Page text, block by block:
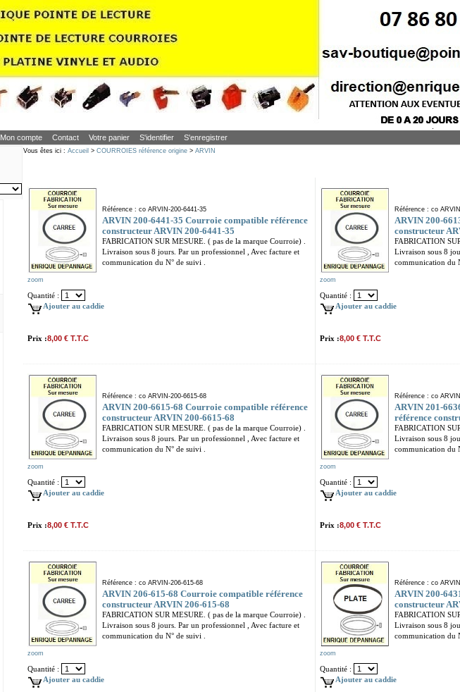
Mon compte Contact Votre panier S'identifier S'enregistrer
Vous êtes ici : Accueil > COURROIES référence origine > ARVIN
zoom
Référence : co ARVIN-200-6441-35
ARVIN 200-6441-35 Courroie compatible référence
constructeur ARVIN 200-6441-35
FABRICATION SUR MESURE. ( pas de la marque Courroie) .
Livraison sous 8 jours. Par un professionnel , Avec facture et
communication du N° de suivi .
Quantité :
Ajouter au caddie
Prix :8,00 € T.T.C
zoom
Référence : co
ARVIN 200-
constructeur
FABRICATION
Livraison sous 8
communication du
Quantité :
Ajouter au caddie
Prix :8,00 € T.T.C
zoom
Référence : co ARVIN-200-6615-68
ARVIN 200-6615-68 Courroie compatible référence
constructeur ARVIN 200-6615-68
FABRICATION SUR MESURE. ( pas de la marque Courroie) .
Livraison sous 8 jours. Par un professionnel , Avec facture et
communication du N° de suivi .
Quantité :
Ajouter au caddie
Prix :8,00 € T.T.C
zoom
Référence : co
ARVIN 201-
référence
FABRICATION
Livraison sous 8
communication du
Quantité :
Ajouter au caddie
Prix :8,00 € T.T.C
zoom
Référence : co ARVIN-206-615-68
ARVIN 206-615-68 Courroie compatible référence
constructeur ARVIN 206-615-68
FABRICATION SUR MESURE. ( pas de la marque Courroie) .
Livraison sous 8 jours. Par un professionnel , Avec facture et
communication du N° de suivi .
Quantité :
Ajouter au caddie
zoom
Référence : co
ARVIN 200-
constructeur
FABRICATION
Livraison sous 8
communication du
Quantité :
Ajouter au caddie